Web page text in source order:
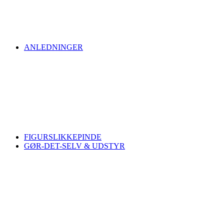
ANLEDNINGER
FIGURSLIKKEPINDE
GØR-DET-SELV & UDSTYR